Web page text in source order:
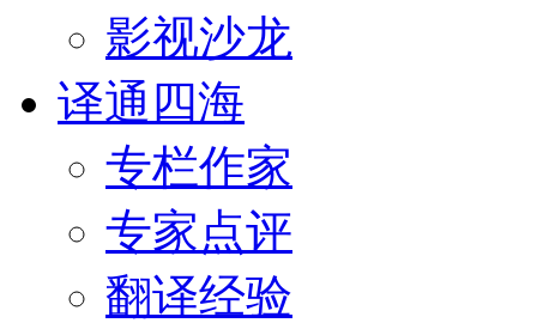
影视沙龙
译通四海
专栏作家
专家点评
翻译经验